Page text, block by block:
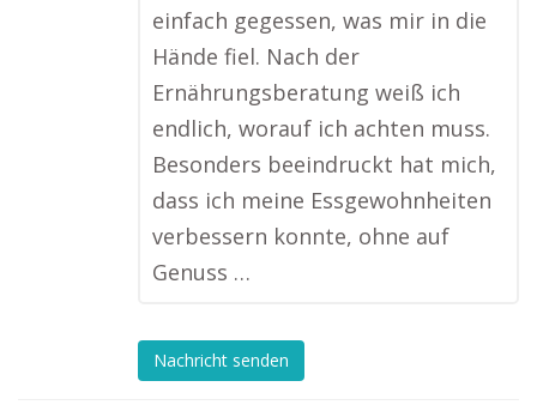
einfach gegessen, was mir in die
Hände fiel. Nach der
Ernährungsberatung weiß ich
endlich, worauf ich achten muss.
Besonders beeindruckt hat mich,
dass ich meine Essgewohnheiten
verbessern konnte, ohne auf
Genuss …
Nachricht senden